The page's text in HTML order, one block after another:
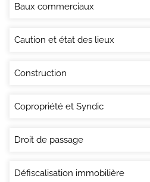
Baux commerciaux
Caution et état des lieux
Construction
Copropriété et Syndic
Droit de passage
Défiscalisation immobilière